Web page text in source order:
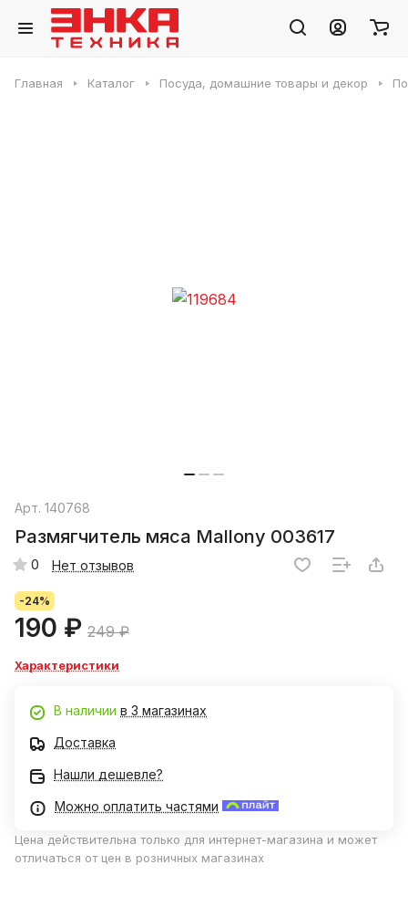
Главная Каталог Посуда, домашние товары и декор
Арт. 140768
Размягчитель мяса Mallony 003617
0 Нет отзывов
-24%
190 ₽ 249 ₽
Характеристики
В наличии в 3 магазинах
Доставка
Нашли дешевле?
Можно оплатить частями
Цена действительна только для интернет-магазина и может
отличаться от цен в розничных магазинах